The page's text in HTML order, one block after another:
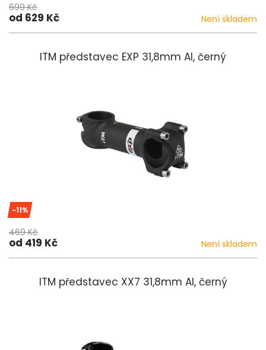
699 Kč
od 629 Kč Není skladem
ITM představec EXP 31,8mm Al, černý
-11%
469 Kč
od 419 Kč Není skladem
ITM představec XX7 31,8mm Al, černý